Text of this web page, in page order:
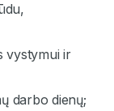
vystymui ir
darbo dienų;